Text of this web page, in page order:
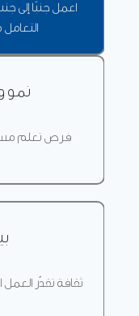
اعمل جنبًا إلى جنب مع
التعامل مع
نمو
فرص تعلم مستمرة
بيئة
ثقافة تقدّر العمل